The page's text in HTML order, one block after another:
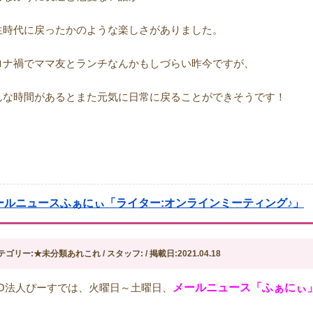
時代に戻ったかのような楽しさがありました。
ナ禍でママ友とランチなんかもしづらい昨今ですが、
な時間があるとまた元気に日常に戻ることができそうです！
ルニュースふぁにぃ「ライター:オンラインミーティング♪」
ゴリー:★未分類あれこれ / スタッフ: / 掲載日:2021.04.18
法人ぴーすでは、火曜日～土曜日、 メールニュース「ふぁにぃ